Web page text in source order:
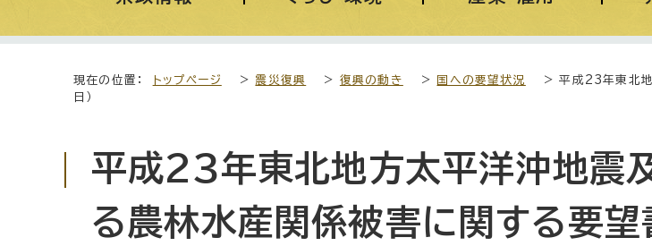
現在の位置： トップページ > 震災復興 > 復興の動き > 国への要望状況
> 平成23年東北地
日）
平成23年東北地方太平洋沖地震
る農林水産関係被害に関する要望